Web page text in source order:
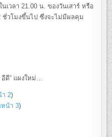
21.00 น. ของวันเสาร์ หรือ
ชั่วโมงขึ้นไป ซึ่งจะไม่มีผลคุม
ดี” แผงใหม่…
2)
น้า 3)